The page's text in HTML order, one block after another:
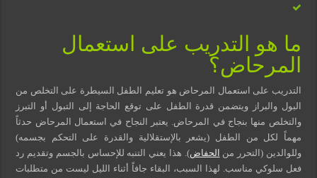
ما هو التدريب على استعمال
المرحاض؟
التدريب على استعمال المرحاض هو تعليم الطفل السيطرة على التخلص من
البول والبراز ويتضمن قدرة الطفل على توقع الحاجة إلى التبول أو التبرز
والتخلص منها بنجاج في المرحاض. يعتبر النجاح في استعمال المرحاض حدثاً
مهماً لكل من الطفل (يشعر بالإستقلالية والقدرة على التحكم بجسمه)
وللوالدين (التحرر من الحفاض). هذا يعني التنبه للإحساس بالجسم وتقديم رد
فعل سلوكي مناسب. لهذا السبب، البقاء جافاً أثناء الليل ليست من متطلبات